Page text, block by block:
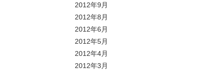
2012年9月
2012年8月
2012年6月
2012年5月
2012年4月
2012年3月